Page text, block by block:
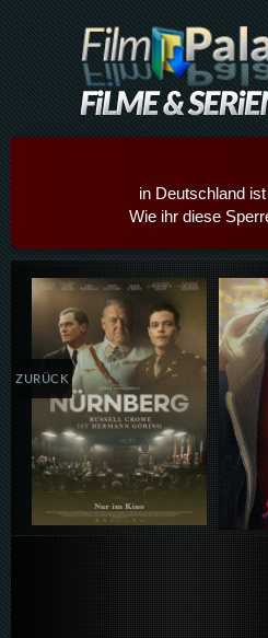
in Deutschland
Wie ihr diese
Details,Play
ZURÜCK